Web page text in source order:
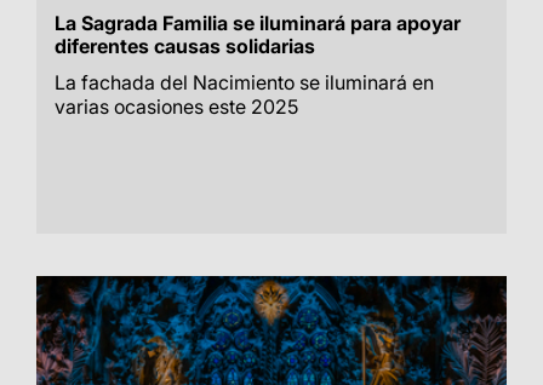
La Sagrada Familia se iluminará para apoyar
diferentes causas solidarias
La fachada del Nacimiento se iluminará en
varias ocasiones este 2025